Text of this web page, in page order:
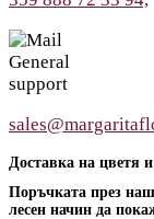
General
support
Доставка на цветя
Поръчката през
лесен начин да